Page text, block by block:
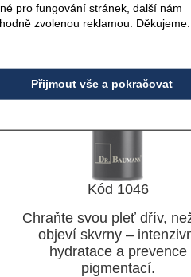
Kód 1046
Chraňte svou pleť dřív,
objeví skvrny –
hydratace a prevence
pigmentací.
pro fungování stránek, další nám
zvolenou reklamou. Děkujeme.
Přijmout vše a pokračovat